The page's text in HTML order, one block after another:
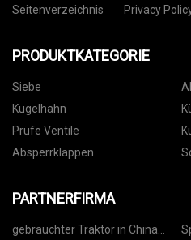
Seitenverzeichnis
Privacy
PRODUKTKATEGORIE
Siebe
Kugelhahn
Prüfe Ventile
Absperrklappen
PARTNERFIRMA
gebrauchter Traktor in China